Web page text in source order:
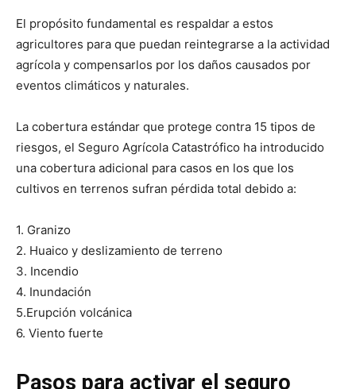
El propósito fundamental es respaldar a estos
agricultores para que puedan reintegrarse a la actividad
agrícola y compensarlos por los daños causados por
eventos climáticos y naturales.
La cobertura estándar que protege contra 15 tipos de
riesgos, el Seguro Agrícola Catastrófico ha introducido
una cobertura adicional para casos en los que los
cultivos en terrenos sufran pérdida total debido a:
1. Granizo
2. Huaico y deslizamiento de terreno
3. Incendio
4. Inundación
5.Erupción volcánica
6. Viento fuerte
Pasos para activar el seguro